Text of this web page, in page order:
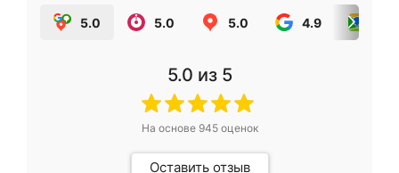
5.0 5.0 5.0 4.9
5.0 из 5
На основе 945оценок
Оставить отзыв